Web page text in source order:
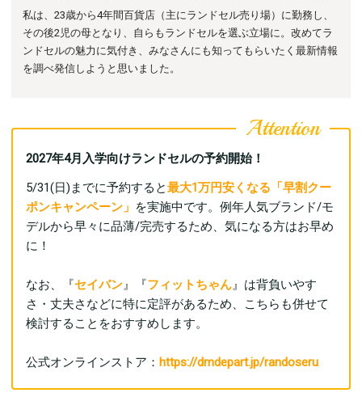
私は、23歳から4年間百貨店（主にランドセル売り場）に勤務し、
その後2児の母となり、自らもランドセルを選ぶ立場に。 改めてラ
ンドセルの魅力に気付き、みなさんにも知ってもらいたく最新情報
を調べ発信しようと思いました。
2027年4月入学向けランドセルの予約開始！
5/31(日)までに予約すると最大1万円安くなる「早割クー
ポンキャンペーン」 を実施中です。例年人気ブランド/モ
デルから早々に品薄/完売するため、気になる方はお早め
に！
なお、『セイバン』『フィットちゃん』は背負いやす
さ・丈夫さなどに特に定評があるため、こちらも併せて
検討することをおすすめします。
公式オンラインストア： https://dmdepart.jp/randoseru